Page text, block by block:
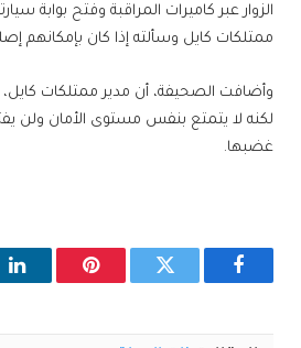
الزوار عبر كاميرات المراقبة وفتح بوابة
ممتلكات كايل وسألته إذا كان بإمكانهم
وأضافت الصحيفة، أن مدير ممتلكات
لكنه لا يتمتع بنفس مستوى الأمان ولن
غضبها.
فيسبوك تويتر بينتيريست